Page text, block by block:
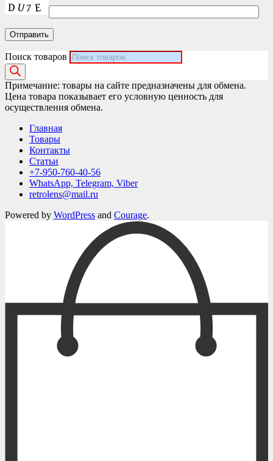
Поиск товаров
Примечание: товары на сайте предназначены для обмена.
Цена товара показывает его условную ценность для
осуществления обмена.
Главная
Товары
Контакты
Статьи
+7-950-760-40-56
WhatsApp, Telegram, Viber
retrolens@mail.ru
Powered by WordPress and Courage.